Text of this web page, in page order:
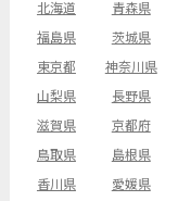
北海道 青森県
福島県
茨城県
東京都
神奈川県
山梨県
長野県
滋賀県
京都府
鳥取県
島根県
香川県
愛媛県